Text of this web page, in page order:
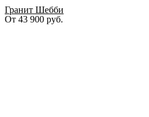
Гранит Шебби
От 43 900 руб.